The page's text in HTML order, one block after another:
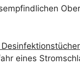
eines